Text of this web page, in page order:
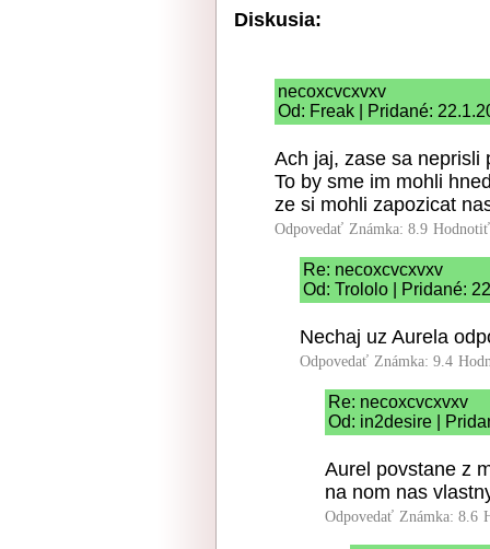
Diskusia:
necoxcvcxvxv
Od: Freak | Pridané:
Ach jaj, zase sa neprisli
To by sme im mohli
ze si mohli zapozicat
Odpovedať Známka: 8.9
Re: necoxcvcxvxv
Od: Trololo | Pridané:
Nechaj uz Aurela
Odpovedať Známka: 9.4
Re: necoxcvcxvxv
Od: in2desire |
Aurel povstane z
na nom nas
Odpovedať Známka: 8.6